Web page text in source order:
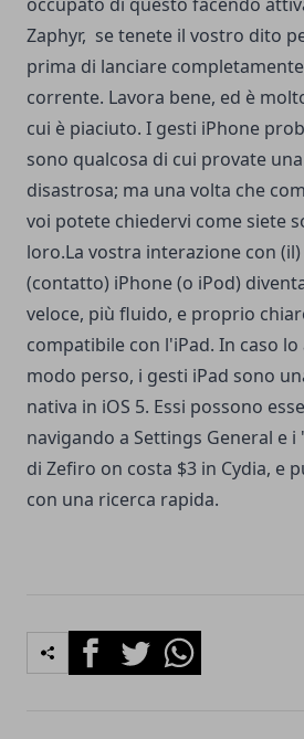
Zaphyr, se tenete il vostro dito
prima di lanciare
corrente. Lavora bene, ed è
cui è piaciuto. I gesti iPhone
sono qualcosa di cui provate
disastrosa; ma una volta che
voi potete chiedervi come siete
loro.La vostra interazione con
(contatto) iPhone (o iPod)
veloce, più fluido, e proprio
compatibile con l'iPad. In caso
modo perso, i gesti iPad sono
nativa in iOS 5. Essi possono
navigando a Settings General e
di Zefiro on costa $3 in Cydia, e
con una ricerca rapida.
FacebookTwitterWhatsapp